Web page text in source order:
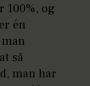
100%, og
én
så
man har